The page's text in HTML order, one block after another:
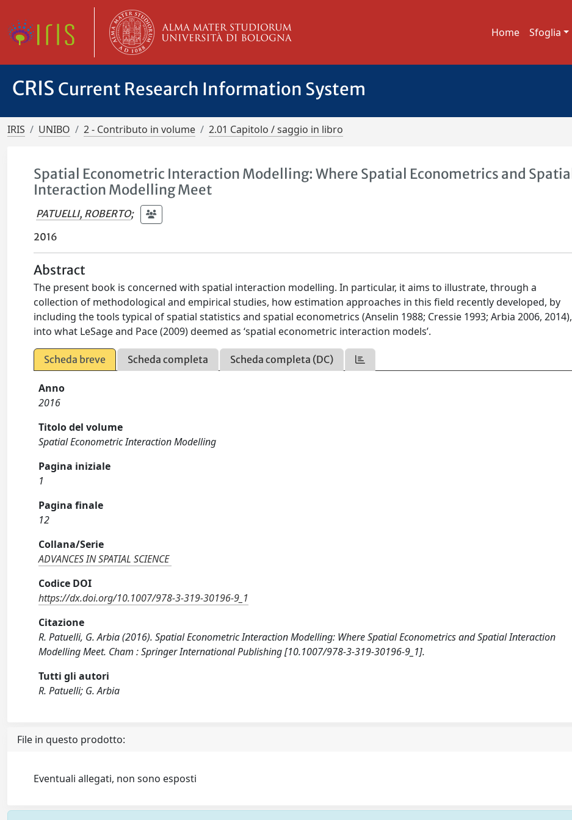
Home Sfoglia
CRIS Current Research Information System
IRIS UNIBO 2 - Contributo in volume 2.01 Capitolo / saggio in libro
Spatial Econometric Interaction Modelling: Where Spatial Econometrics and Spatial
Interaction Modelling Meet
PATUELLI, ROBERTO;
2016
Abstract
The present book is concerned with spatial interaction modelling. In particular, it aims to illustrate, through a
collection of methodological and empirical studies, how estimation approaches in this field recently developed, by
including the tools typical of spatial statistics and spatial econometrics (Anselin 1988; Cressie 1993; Arbia 2006, 2014),
into what LeSage and Pace (2009) deemed as ‘spatial econometric interaction models’.
Scheda breve Scheda completa Scheda completa (DC)
Anno
2016
Titolo del volume
Spatial Econometric Interaction Modelling
Pagina iniziale
1
Pagina finale
12
Collana/Serie
ADVANCES IN SPATIAL SCIENCE
Codice DOI
https://dx.doi.org/10.1007/978-3-319-30196-9_1
Citazione
R. Patuelli, G. Arbia (2016). Spatial Econometric Interaction Modelling: Where Spatial Econometrics and Spatial Interaction
Modelling Meet. Cham : Springer International Publishing [10.1007/978-3-319-30196-9_1].
Tutti gli autori
R. Patuelli; G. Arbia
File in questo prodotto:
Eventuali allegati, non sono esposti